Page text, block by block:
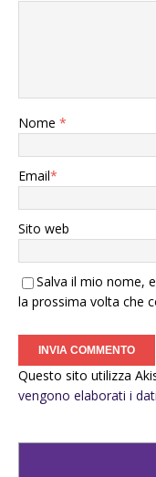
Nome *
Email*
Sito web
Salva il mio nome,
la prossima volta che
Questo sito utilizza
vengono elaborati i